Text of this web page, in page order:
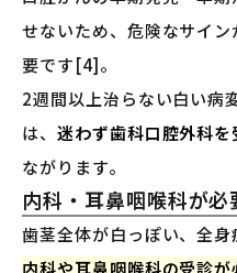
せないため、危険なサイ
要です[4]。
2週間以上治らない白い病
は、 迷わず歯科口腔外科
ながります。
内科・耳鼻咽喉科が必
歯茎全体が白っぽい、全身
内科や耳鼻咽喉科の受診が